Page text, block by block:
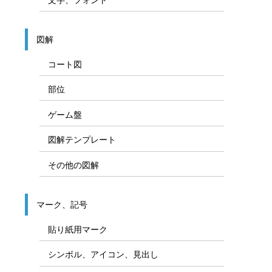
図解
コート図
部位
ゲーム盤
図解テンプレート
その他の図解
マーク、記号
貼り紙用マーク
シンボル、アイコン、見出し